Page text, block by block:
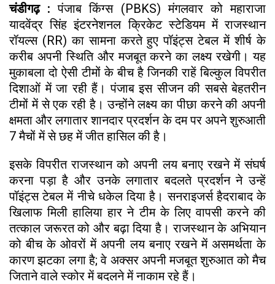
चंडीगढ़ : पंजाब किंग्स (PBKS) मंगलवार को महाराजा
यादवेंद्र सिंह इंटरनेशनल क्रिकेट स्टेडियम में राजस्थान
रॉयल्स (RR) का सामना करते हुए पॉइंट्स टेबल में शीर्ष के
करीब अपनी स्थिति और मजबूत करने का लक्ष्य रखेगी। यह
मुकाबला दो ऐसी टीमों के बीच है जिनकी राहें बिल्कुल विपरीत
दिशाओं में जा रही हैं। पंजाब इस सीजन की सबसे बेहतरीन
टीमों में से एक रही है। उन्होंने लक्ष्य का पीछा करने की अपनी
क्षमता और लगातार शानदार प्रदर्शन के दम पर अपने शुरुआती
7 मैचों में से छह में जीत हासिल की है।
इसके विपरीत राजस्थान को अपनी लय बनाए रखने में संघर्ष
करना पड़ा है और उनके लगातार बदलते प्रदर्शन ने उन्हें
पॉइंट्स टेबल में नीचे धकेल दिया है। सनराइजर्स हैदराबाद के
खिलाफ मिली हालिया हार ने टीम के लिए वापसी करने की
तत्काल जरूरत को और बढ़ा दिया है। राजस्थान के अभियान
को बीच के ओवरों में अपनी लय बनाए रखने में असमर्थता के
कारण झटका लगा है; वे अक्सर अपनी मजबूत शुरुआत को मैच
जिताने वाले स्कोर में बदलने में नाकाम रहे हैं।